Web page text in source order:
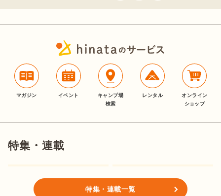
マガジン イベント
キャンプ場
検索
レンタル
オンライン
ショップ
特集・連載
特集・連載一覧